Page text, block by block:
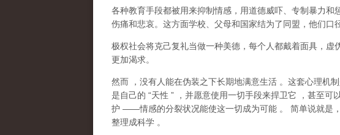
各种教育手段都被用来抑制情感，用道德威吓、专制暴力
伤痛和悲哀。这方面学校、父母和国家结为了同盟，他们口
极权社会将克己复礼当做一种美德，每个人都戴着面具，
更加渴求。
然而 ，没有人能在伪装之下长期地满意生活 。这套心理机
是自己的 “天性 ” ，并愿意使用一切手段来捍卫它 ，甚至可
护 ——情感的分裂状况能使这一切成为可能 。 简单说就是，
整理成科学 。